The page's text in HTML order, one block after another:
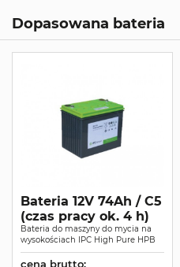
Dopasowana bateria
Bateria 12V 74Ah / C5
(czas pracy ok. 4 h)
Bateria do maszyny do mycia na
wysokościach IPC High Pure HPB
cena brutto: